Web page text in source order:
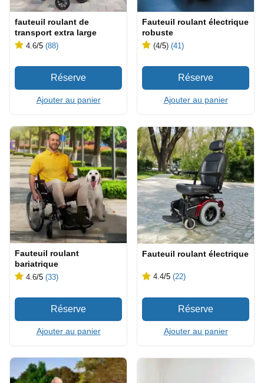
fauteuil roulant de
transport extra large
4.6/5 (88)
Ajouter au panier
Fauteuil roulant électrique
robuste
(4/5) (41)
Ajouter au panier
Fauteuil roulant
bariatrique
4.6/5 (33)
Ajouter au panier
Fauteuil roulant électrique
4.4/5 (22)
Ajouter au panier